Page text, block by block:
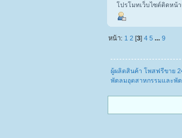
โปรโมทเว็บไซต์ติดหน้
หน้า: 1 2 [3]4 5 ...9
ผู้ผลิตสินค้า โพสฟรีขาย
พัดลมอุตสาหกรรมและพั